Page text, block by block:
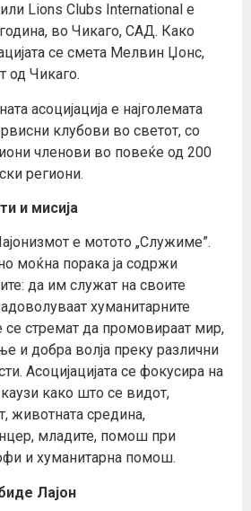
Lions Clubs International е
во Чикаго, САД. Како
се смета Мелвин Џонс,
од Чикаго.
асоцијација е најголемата
клубови во светот, со
членови во повеќе од 200
региони.
и мисија
е мотото „Служиме”.
моќна порака ја содржи
да им служат на своите
хуманитарните
се стремат да промовираат мир,
и добра волја преку различни
Асоцијацијата се фокусира на
како што се видот,
животната средина,
младите, помош при
и хуманитарна помош.
Лајон